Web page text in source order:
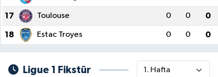
17 Toulouse 0 0 0
18 Estac Troyes 0 0 0
Ligue 1 Fikstür